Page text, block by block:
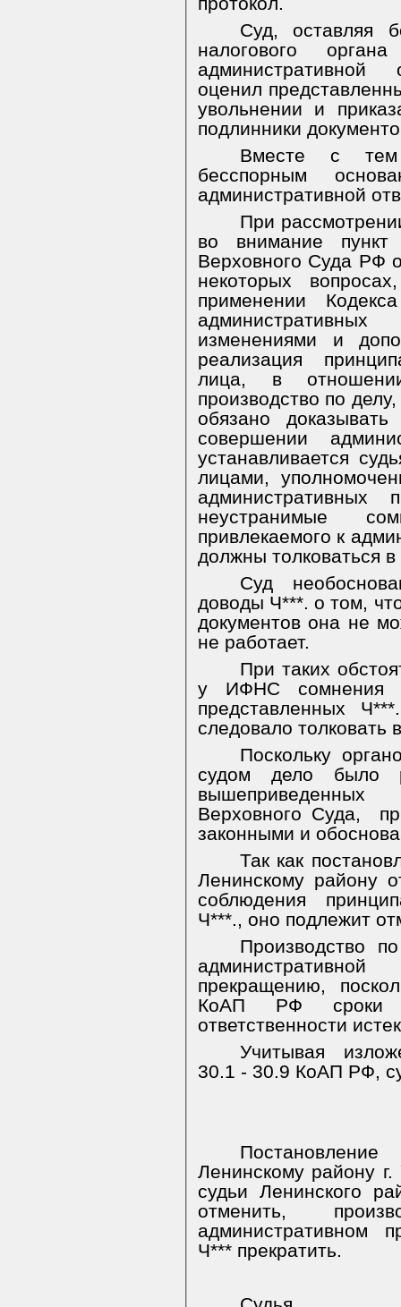
Суд, оставляя
налогового
административной
оценил
увольнении и
подлинники
Вместе с тем
бесспорным
административной
При
во внимание
Верховного Суда РФ
некоторых
применении
изменениями и
реализация
лица, в отношении
производство по
обязано
совершении
устанавливается
лицами,
административных
неустранимые
привлекаемого к
должны толковаться в
Суд
доводы Ч***. о том,
документов она не
не работает.
При таких
у ИФНС сомнения в
представленных
следовало толковать
Поскольку
судом дело было
вышеприведенных
Верховного Суда,
законными и
Так как
Ленинскому району
соблюдения
Ч***., оно подлежит
Производство
административной
прекращению,
КоАП РФ сроки
ответственности
Учитывая
30.1 - 30.9 КоАП РФ,
Ленинскому району
судьи Ленинского
отменить,
административном
Ч*** прекратить.